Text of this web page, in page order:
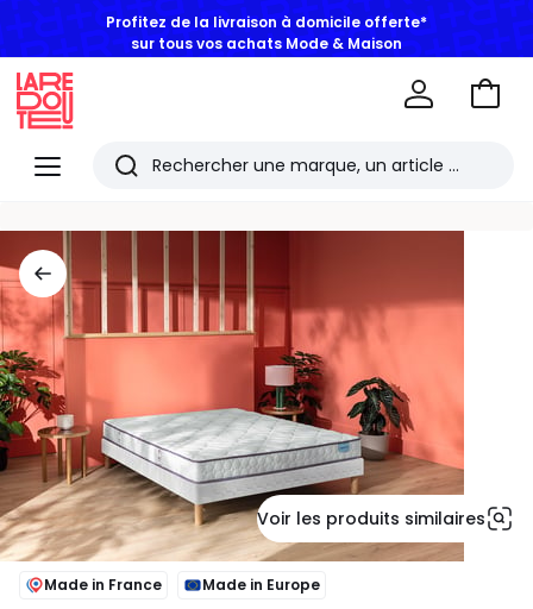
Profitez de la livraison à domicile offerte*
sur tous vos achats Mode & Maison
Menu
Redoute
Rechercher
derniers
articles
consultés
Aller
Voir les produits similaires
Made in France
Made in Europe